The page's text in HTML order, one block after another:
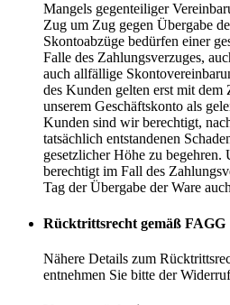
Mangels gegenteiliger
Zug um Zug gegen Übergabe
Skontoabzüge bedürfen einer
Falle des Zahlungsverzuges,
auch allfällige
des Kunden gelten erst mit dem
unserem Geschäftskonto als
Kunden sind wir berechtigt,
tatsächlich entstandenen
gesetzlicher Höhe zu begehren.
berechtigt im Fall des
Tag der Übergabe der Ware
Rücktrittsrecht gemäß FAGG
Nähere Details zum
entnehmen Sie bitte der